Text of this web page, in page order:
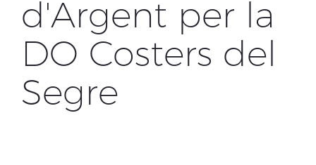
d'Argent per la
DO Costers del
Segre